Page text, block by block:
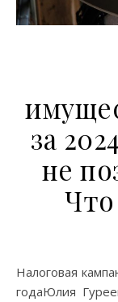
за
не
Налоговая кампания: уплата налогов до 1 декабря 2025
годаЮлия